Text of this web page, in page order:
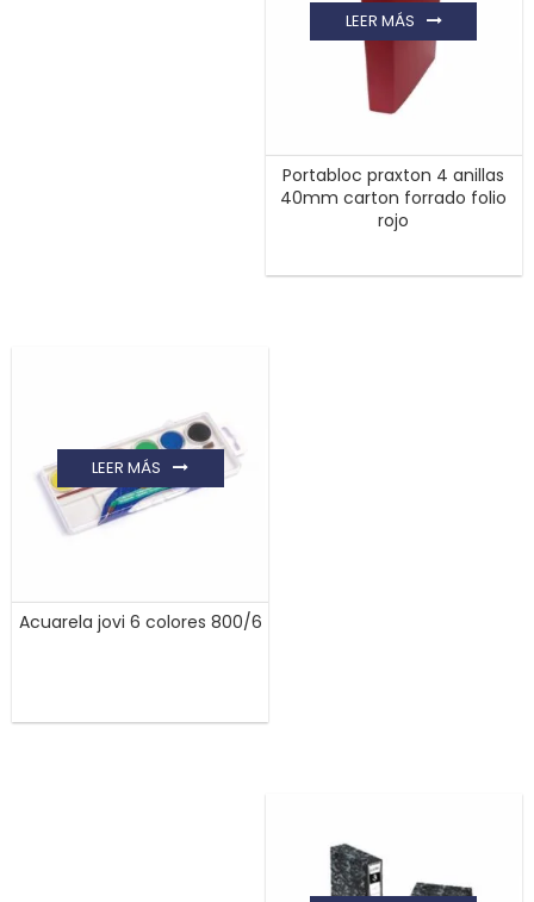
Portabloc praxton 4 anillas
40mm carton forrado folio
rojo
LEER MÁS
Acuarela jovi 6 colores 800/6
LEER MÁS